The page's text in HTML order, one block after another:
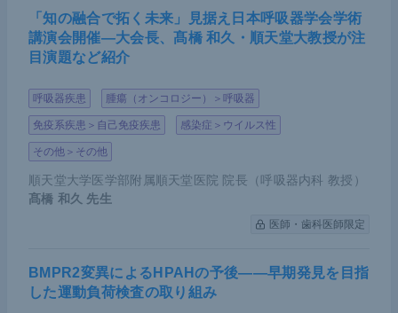
「知の融合で拓く未来」見据え日本呼吸器学会学術
講演会開催―大会長、髙橋 和久・順天堂大教授が注
目演題など紹介
呼吸器疾患 腫瘍（オンコロジー）＞呼吸器
免疫系疾患＞自己免疫疾患 感染症＞ウイルス性
その他＞その他
順天堂大学医学部附属順天堂医院 院長（呼吸器内科 教授）
髙橋 和久 先生
医師・歯科医師限定
BMPR2変異によるHPAHの予後――早期発見を目指
した運動負荷検査の取り組み